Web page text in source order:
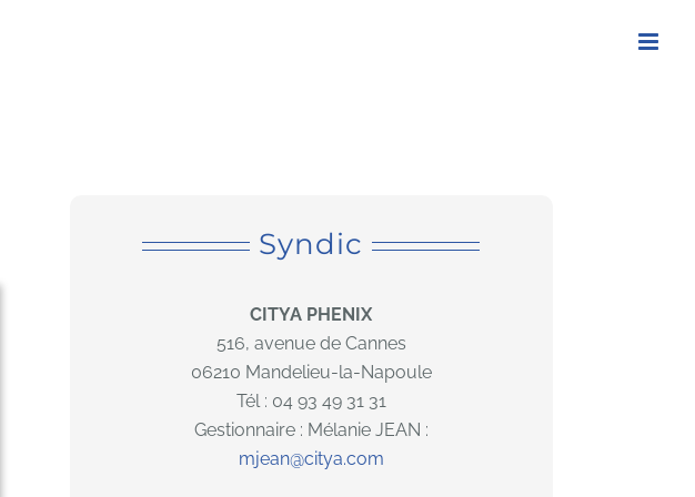
Syndic
CITYA PHENIX
516, avenue de Cannes
06210 Mandelieu-la-Napoule
Tél : 04 93 49 31 31
Gestionnaire : Mélanie JEAN :
mjean@citya.com